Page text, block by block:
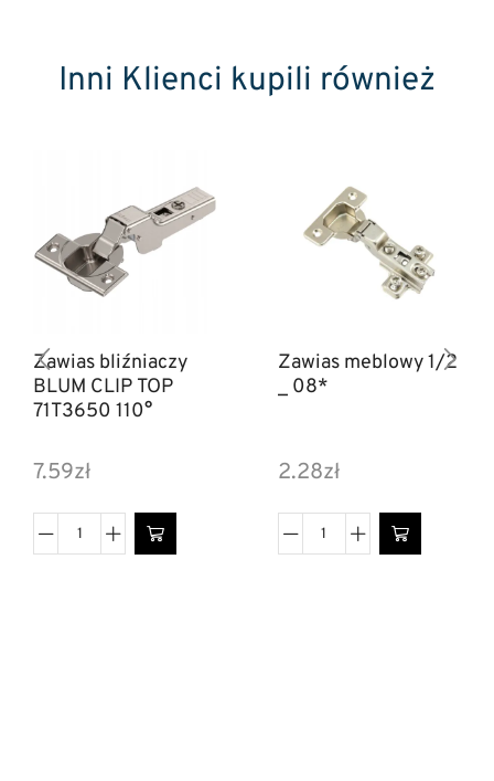
Inni Klienci kupili również
Zawias bliźniaczy
BLUM CLIP TOP
71T3650 110°
7.59zł
Zawias meblowy 1/2
_ 08*
2.28zł